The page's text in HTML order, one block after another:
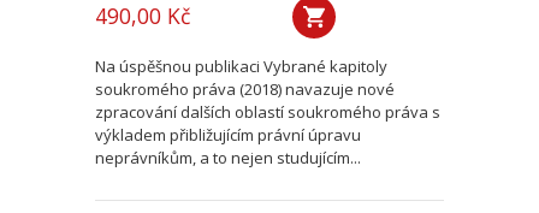
490,00 Kč
Na úspěšnou publikaci Vybrané kapitoly
soukromého práva (2018) navazuje nové
zpracování dalších oblastí soukromého práva s
výkladem přibližujícím právní úpravu
neprávníkům, a to nejen studujícím...